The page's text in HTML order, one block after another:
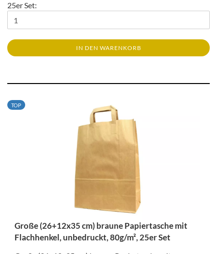
25er Set:
IN DEN WARENKORB
TOP
Große (26+12x35 cm) braune Papiertasche mit
Flachhenkel, unbedruckt, 80g/m², 25er Set